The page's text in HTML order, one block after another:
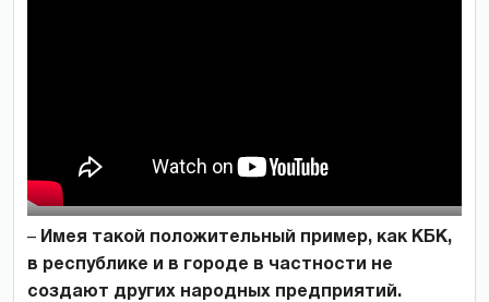
– Имея такой положительный пример, как КБК,
в республике и в городе в частности не
создают других народных предприятий.